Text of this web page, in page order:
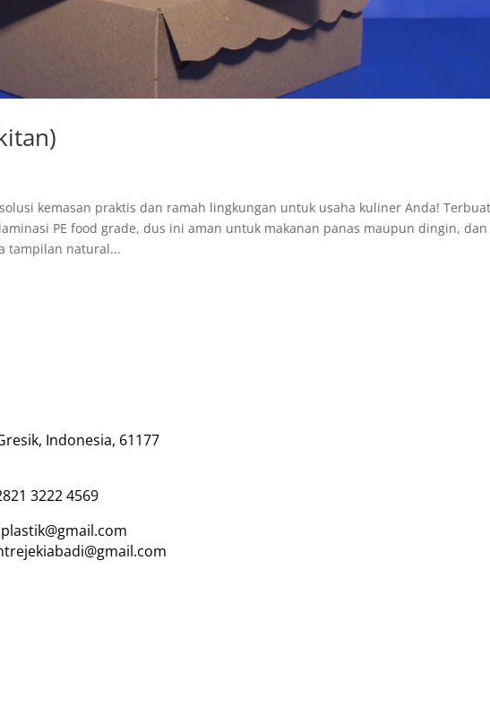
kemasan praktis dan ramah lingkungan untuk usaha kuliner Anda!
PE food grade, dus ini aman untuk makanan panas maupun dingin, dan
tampilan natural...
Indonesia, 61177
3222 4569